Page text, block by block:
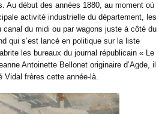
Au début des années 1880, au moment où
activité industrielle du département, les
canal du midi ou par wagons juste à côté du
qui s’est lancé en politique sur la liste
les bureaux du journal républicain « Le
Antoinette Bellonet originaire d’Agde, il
Vidal frères cette année-là.